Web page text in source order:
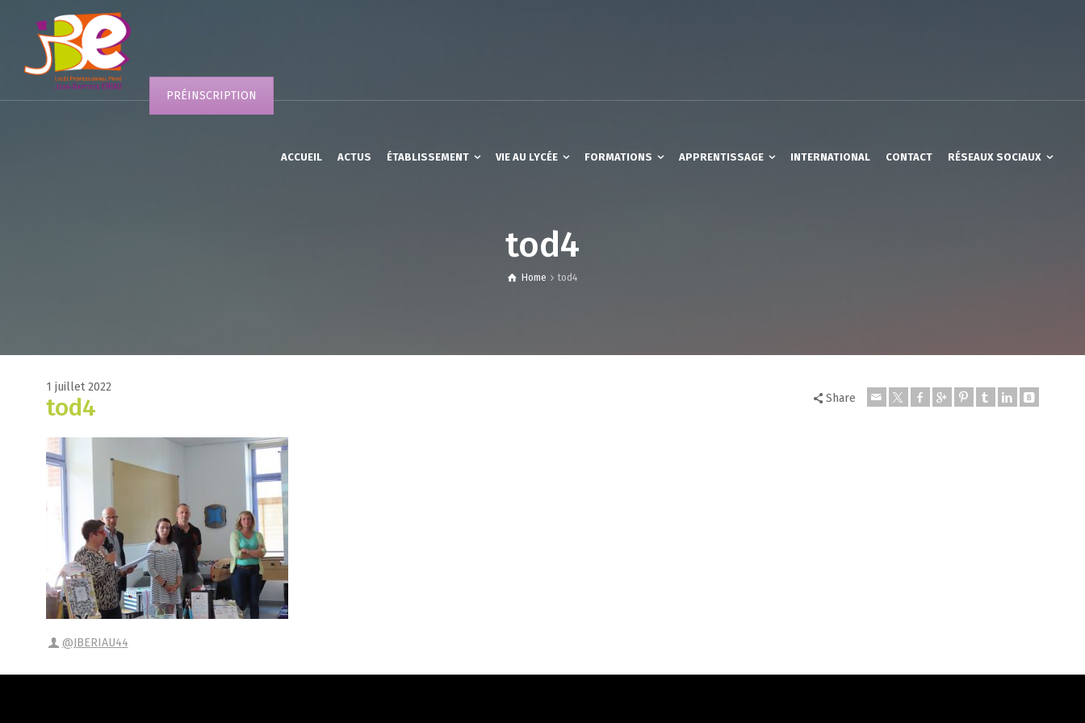
PRÉINSCRIPTION
ACCUEIL ACTUS ÉTABLISSEMENT VIE AU LYCÉE FORMATIONS APPRENTISSAGE INTERNATIONAL CONTACT RÉSEAUX SOCIAUX
tod4
Home tod4
1 juillet 2022
tod4 Share
@JBERIAU44